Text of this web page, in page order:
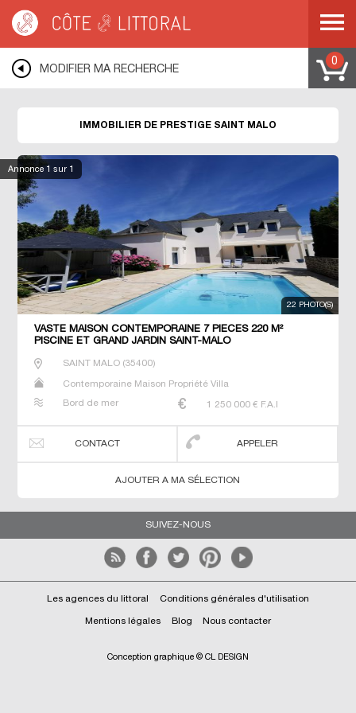
SAINT MALO
MODIFIER MA RECHERCHE
0
Annonce 1 sur 1
IMMOBILIER DE PRESTIGE SAINT MALO
22 PHOTO(S)
VASTE MAISON CONTEMPORAINE 7 PIECES 220 M²
PISCINE ET GRAND JARDIN SAINT-MALO
SAINT MALO(35400)
Contemporaine Maison Propriété Villa
Bord de mer 1 250 000 € F.A.I
CONTACT APPELER
AJOUTER A MA SÉLECTION
SUIVEZ-NOUS
Les agences du littoral Conditions générales d'utilisation
Mentions légales Blog Nous contacter
Conception graphique © CL DESIGN